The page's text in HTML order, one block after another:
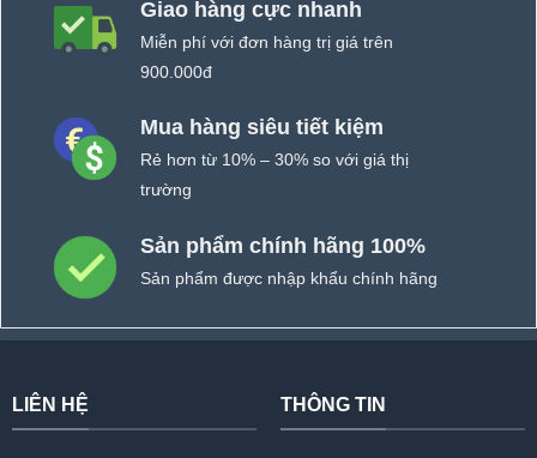
Giao hàng cực nhanh
Miễn phí với đơn hàng trị giá trên
900.000đ
Mua hàng siêu tiết kiệm
Rẻ hơn từ 10% – 30% so với giá thị
trường
Sản phẩm chính hãng 100%
Sản phẩm được nhập khẩu chính hãng
LIÊN HỆ THÔNG TIN